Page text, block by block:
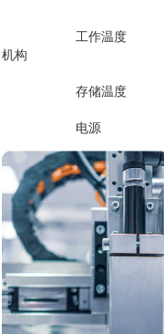
机构
工作温度
存储温度
电源